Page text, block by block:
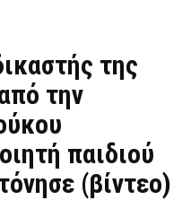
της
την
παιδιού
(βίντεο)